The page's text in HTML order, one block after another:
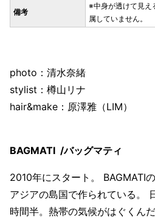
備考
※中身が透けて見え
属していません。
photo：清水奈緒
stylist：樽山リナ
hair&make：原澤雅（LIM）
BAGMATI /バッグマティ
2010年にスタート。 BAGMATI
アジアの島国で作られている。
時間半。熱帯の気候がはぐくん